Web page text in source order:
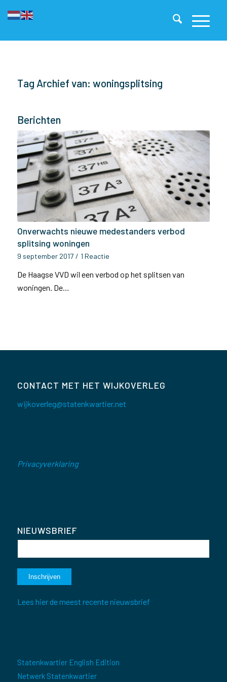
Tag Archief van: woningsplitsing
Berichten
Onverwachts nieuwe medestanders verbod
splitsing woningen
9 september 2017 / 1 Reactie
De Haagse VVD wil een verbod op het splitsen van
woningen. De…
CONTACT MET HET WIJKOVERLEG
wijkoverleg@statenkwartier.net
Privacyverklaring
NIEUWSBRIEF
Lees hier de meest recente nieuwsbrief
Statenkwartier English Edition
Netwerk Statenkwartier